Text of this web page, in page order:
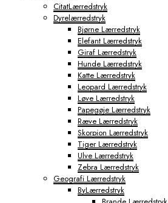
CitatLærredstryk
Dyrelærredstryk
Bjørne Lærredstryk
Elefant Lærredstryk
Giraf Lærredstryk
Hunde Lærredstryk
Katte Lærredstryk
Leopard Lærredstryk
Løve Lærredstryk
Papegøje Lærredstryk
Ræve Lærredstryk
Skorpion Lærredstryk
Tiger Lærredstryk
Ulve Lærredstryk
Zebra Lærredstryk
Geografi Lærredstryk
ByLærredstryk